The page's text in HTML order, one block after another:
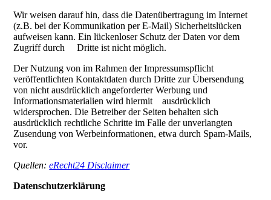
Wir weisen darauf hin, dass die Datenübertragung im Internet
(z.B. bei der Kommunikation per E-Mail) Sicherheitslücken
aufweisen kann. Ein lückenloser Schutz der Daten vor dem
Zugriff durch Dritte ist nicht möglich.
Der Nutzung von im Rahmen der Impressumspflicht
veröffentlichten Kontaktdaten durch Dritte zur Übersendung
von nicht ausdrücklich angeforderter Werbung und
Informationsmaterialien wird hiermit ausdrücklich
widersprochen. Die Betreiber der Seiten behalten sich
ausdrücklich rechtliche Schritte im Falle der unverlangten
Zusendung von Werbeinformationen, etwa durch Spam-Mails,
vor.
Quellen:eRecht24 Disclaimer
Datenschutzerklärung